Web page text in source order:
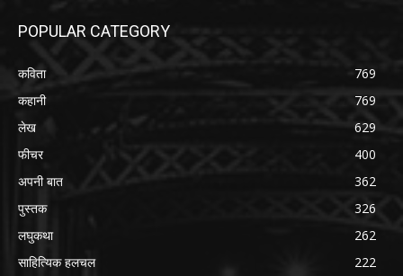
POPULAR CATEGORY
कविता
769
कहानी
769
लेख
629
फीचर
400
अपनी बात
362
पुस्तक
326
लघुकथा
262
साहित्यिक हलचल
222